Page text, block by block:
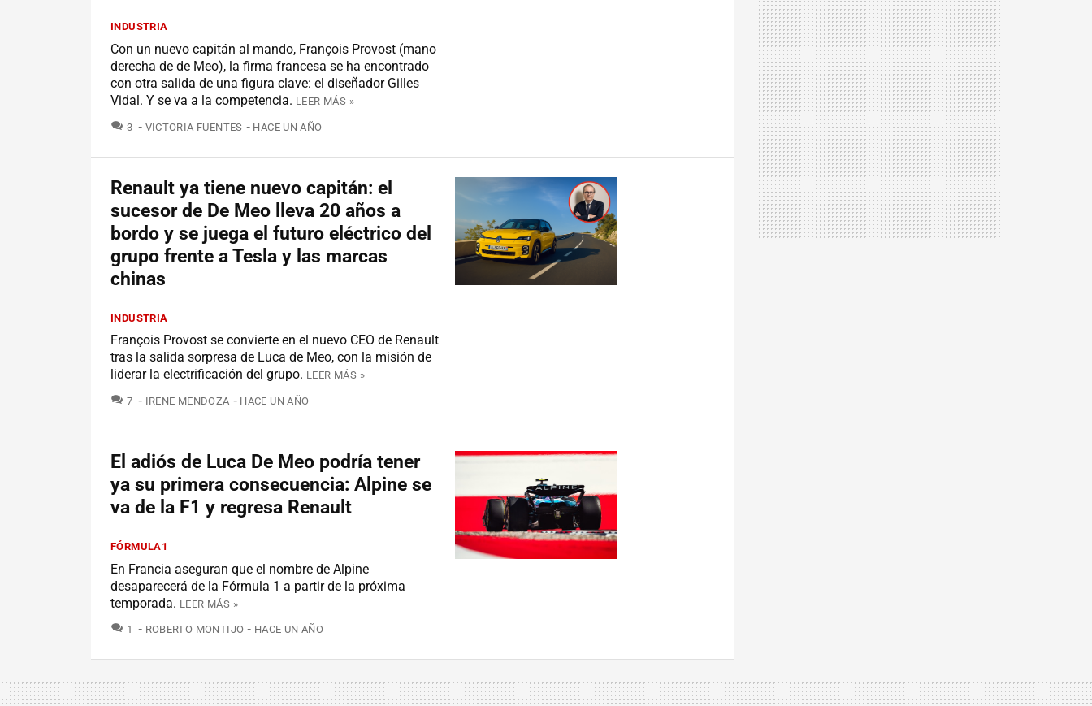
INDUSTRIA
Con un nuevo capitán al mando, François Provost (mano
derecha de de Meo), la firma francesa se ha encontrado
con otra salida de una figura clave: el diseñador Gilles
Vidal. Y se va a la competencia. LEER MÁS »
3 COMENTARIOS
VICTORIA FUENTES HACE UN AÑO
Renault ya tiene nuevo capitán: el
sucesor de De Meo lleva 20 años a
bordo y se juega el futuro eléctrico del
grupo frente a Tesla y las marcas
chinas
INDUSTRIA
François Provost se convierte en el nuevo CEO de Renault
tras la salida sorpresa de Luca de Meo, con la misión de
liderar la electrificación del grupo. LEER MÁS »
7 COMENTARIOS
IRENE MENDOZA HACE UN AÑO
El adiós de Luca De Meo podría tener
ya su primera consecuencia: Alpine se
va de la F1 y regresa Renault
FÓRMULA1
En Francia aseguran que el nombre de Alpine
desaparecerá de la Fórmula 1 a partir de la próxima
temporada. LEER MÁS »
1 COMENTARIOS
ROBERTO MONTIJO HACE UN AÑO